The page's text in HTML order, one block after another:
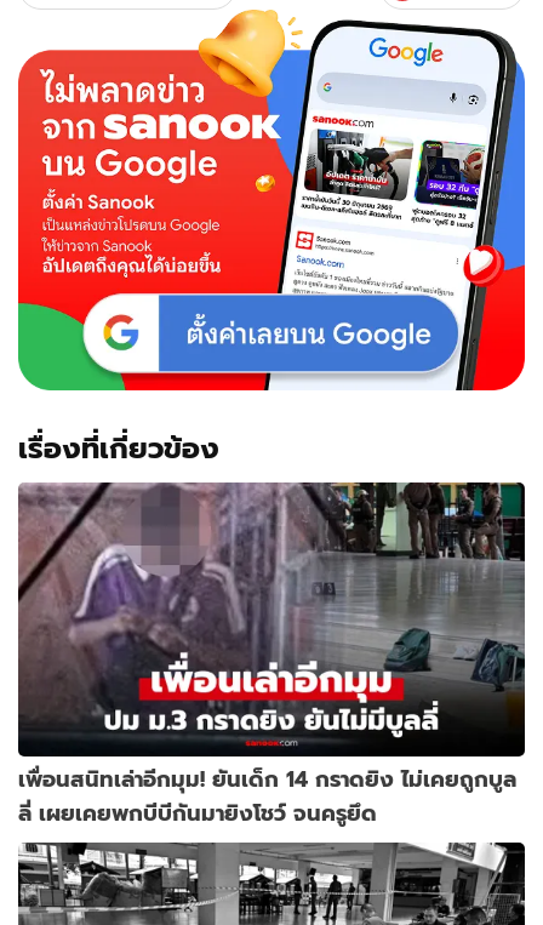
เรื่องที่เกี่ยวข้อง
เพื่อนสนิทเล่าอีกมุม! ยันเด็ก 14 กราดยิง ไม่เคยถูกบูล
ลี่ เผยเคยพกบีบีกันมายิงโชว์ จนครูยึด